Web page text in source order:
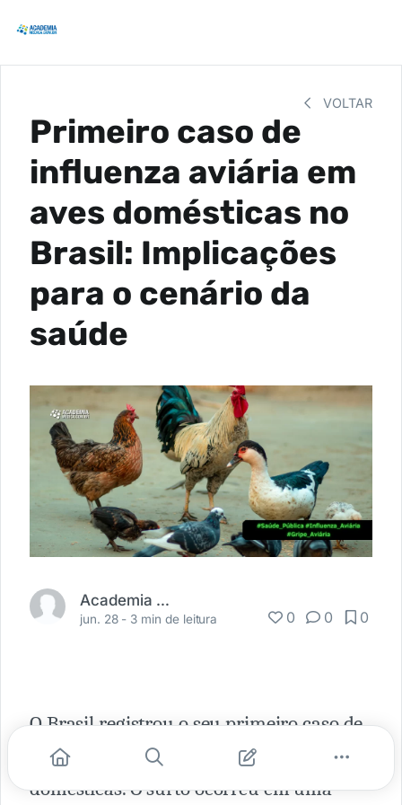
VOLTAR
Primeiro caso de
influenza aviária em
aves domésticas no
Brasil: Implicações
para o cenário da
saúde
Academia Médica
jun. 28 - 3 min de leitura 0 0 0
O Brasil registrou o seu primeiro caso de
vírus de influenza aviária em aves
domésticas. O surto ocorreu em uma